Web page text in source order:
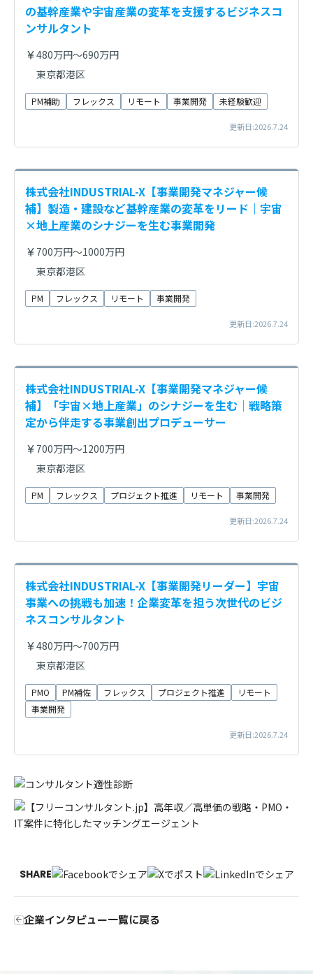
の基幹産業や宇宙産業の変革を支援するビジネスコ
ンサルタント
480万円～690万円
東京都港区
PM補助 フレックス リモート 事業開発 未経験歓迎
更新日:2026.7.24
株式会社INDUSTRIAL-X【事業開発マネジャー候
補】製造・建設など基幹産業の変革をリード｜宇宙
×地上産業のシナジーを生む事業開発
700万円～1000万円
東京都港区
PM フレックス リモート 事業開発
更新日:2026.7.24
株式会社INDUSTRIAL-X【事業開発マネジャー候
補】「宇宙×地上産業」のシナジーを生む｜戦略策
定から伴走する事業創出プロデューサー
700万円～1200万円
東京都港区
PM フレックス プロジェクト推進 リモート 事業開発
更新日:2026.7.24
株式会社INDUSTRIAL-X【事業開発リーダー】宇宙
事業への挑戦も加速！企業変革を担う次世代のビジ
ネスコンサルタント
480万円～700万円
東京都港区
PMO PM補佐 フレックス プロジェクト推進
リモート
事業開発
更新日:2026.7.24
SHARE
企業インタビュー一覧に戻る